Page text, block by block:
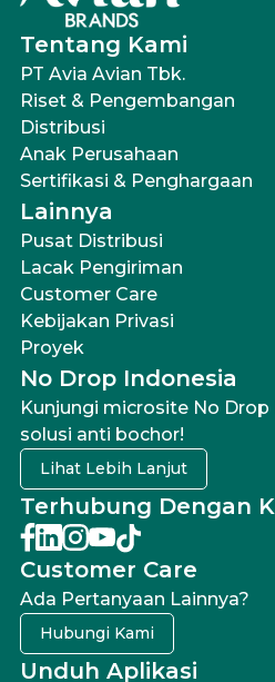
Tentang Kami
PT Avia Avian Tbk.
Riset & Pengembangan
Distribusi
Anak Perusahaan
Sertifikasi & Penghargaan
Lainnya
Pusat Distribusi
Lacak Pengiriman
Customer Care
Kebijakan Privasi
Proyek
No Drop Indonesia
Kunjungi microsite No Drop
solusi anti bochor!
Lihat Lebih Lanjut
Terhubung Dengan
Customer Care
Ada Pertanyaan Lainnya?
Hubungi Kami
Unduh Aplikasi